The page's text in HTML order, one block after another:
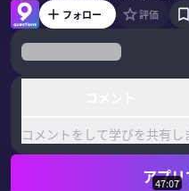
フォロー 評価
コメントをして学びを共有し
アプ
47:07